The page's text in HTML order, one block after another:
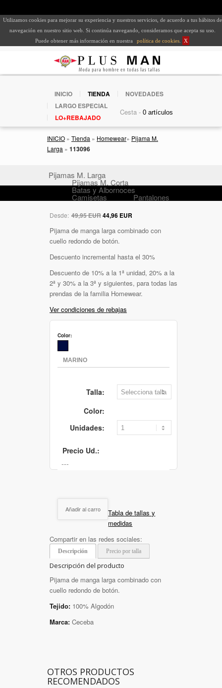
Utilizamos cookies para mejorar su experiencia y nuestros servicios, de acuerdo a tus hábitos de
navegación en nuestro sitio web. Si continúa navegando, consideramos que acepta su uso.
Puede obtener más información en nuestra
política de cookies X
INICIO TIENDA
NOVEDADES
LARGO ESPECIAL
LO+REBAJADO
Cesta -
INICIO » Tienda » Homewear» Pijama M.
Larga » 113096
Pijamas M. Larga
Pijamas M. Corta
Batas y Albornoces
Camisetas Pantalones
Desde: 49,95 EUR44,96 EUR
Pijama de manga larga combinado con
cuello redondo de botón.
Descuento incremental hasta el 30%
Descuento de 10% a la 1ª unidad, 20% a la
2ª y 30% a la 3ª y siguientes, para todas las
prendas de la familia Homewear.
Ver condiciones de rebajas
Color:
Talla:
Color:
Unidades:
Precio Ud.:
Añadir al carro
Tabla de tallas y
medidas
Compartir en las redes sociales:
Descripción Precio por talla
Descripción del producto
Pijama de manga larga combinado con
cuello redondo de botón.
Tejido: 100% Algodón
Marca: Ceceba
OTROS PRODUCTOS
RECOMENDADOS